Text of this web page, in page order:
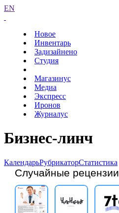
EN
Новое
Инвентарь
Задизайнено
Студия
Магазинус
Медиа
Экспресс
Иронов
Журналус
Бизнес-линч
КалендарьРубрикаторСтатистика
Случайные рецензии